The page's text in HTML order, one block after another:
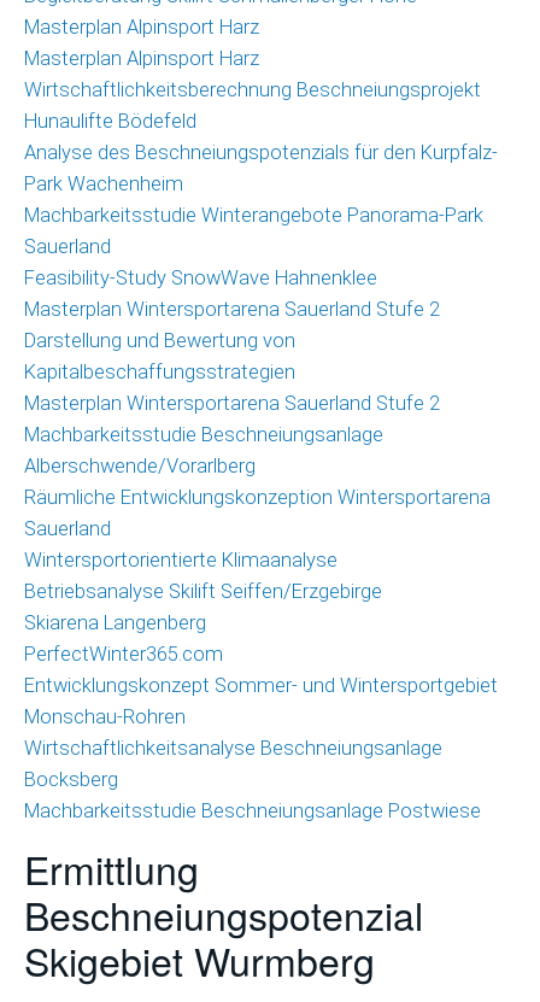
Masterplan Alpinsport Harz
Masterplan Alpinsport Harz
Wirtschaftlichkeitsberechnung Beschneiungsprojekt
Hunaulifte Bödefeld
Analyse des Beschneiungspotenzials für den Kurpfalz-
Park Wachenheim
Machbarkeitsstudie Winterangebote Panorama-Park
Sauerland
Feasibility-Study SnowWave Hahnenklee
Masterplan Wintersportarena Sauerland Stufe 2
Darstellung und Bewertung von
Kapitalbeschaffungsstrategien
Masterplan Wintersportarena Sauerland Stufe 2
Machbarkeitsstudie Beschneiungsanlage
Alberschwende/Vorarlberg
Räumliche Entwicklungskonzeption Wintersportarena
Sauerland
Wintersportorientierte Klimaanalyse
Betriebsanalyse Skilift Seiffen/Erzgebirge
Skiarena Langenberg
PerfectWinter365.com
Entwicklungskonzept Sommer- und Wintersportgebiet
Monschau-Rohren
Wirtschaftlichkeitsanalyse Beschneiungsanlage
Bocksberg
Machbarkeitsstudie Beschneiungsanlage Postwiese
Ermittlung
Beschneiungspotenzial
Skigebiet Wurmberg